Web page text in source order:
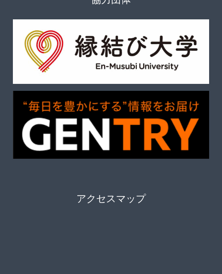
アクセスマップ